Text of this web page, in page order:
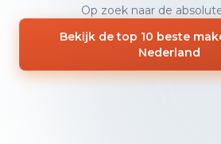
Op zoek naar de
Bekijk de top 10 beste
Nederland